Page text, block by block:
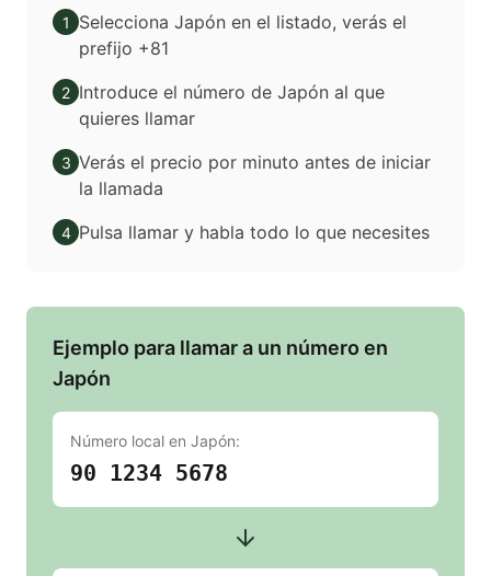
1
Selecciona Japón en el listado, verás el
prefijo +81
2 Introduce el número de Japón al que
quieres llamar
3 Verás el precio por minuto antes de iniciar
la llamada
4 Pulsa llamar y habla todo lo que necesites
Ejemplo para llamar a un número en
Japón
Número local en Japón:
90 1234 5678